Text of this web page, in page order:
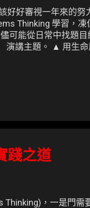
好好審視一年來的
Thinking 學習，
可能從日常中找題
演講主題。 ▲ 用生
踐之道
Thinking)，一是門需